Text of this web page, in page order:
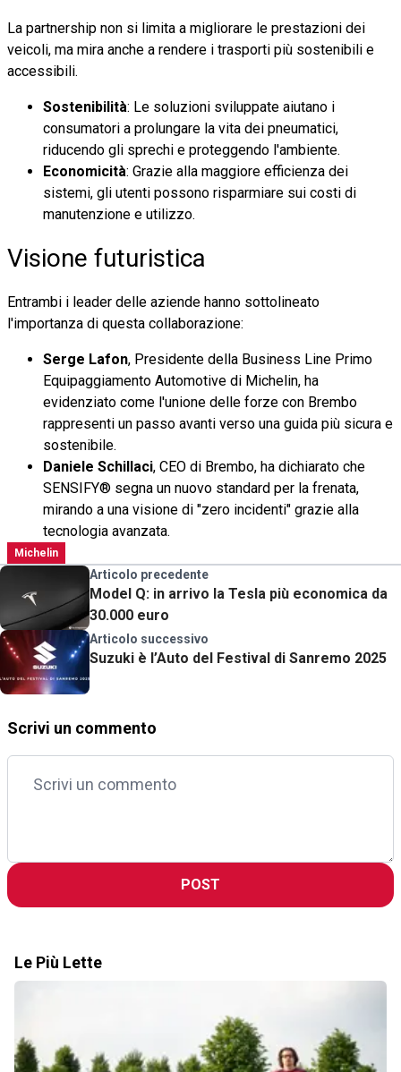
La partnership non si limita a migliorare le prestazioni dei
veicoli, ma mira anche a rendere i trasporti più sostenibili e
accessibili.
Sostenibilità: Le soluzioni sviluppate aiutano i
consumatori a prolungare la vita dei pneumatici,
riducendo gli sprechi e proteggendo l'ambiente.
Economicità: Grazie alla maggiore efficienza dei
sistemi, gli utenti possono risparmiare sui costi di
manutenzione e utilizzo.
Visione futuristica
Entrambi i leader delle aziende hanno sottolineato
l'importanza di questa collaborazione:
Serge Lafon, Presidente della Business Line Primo
Equipaggiamento Automotive di Michelin, ha
evidenziato come l'unione delle forze con Brembo
rappresenti un passo avanti verso una guida più sicura e
sostenibile.
Daniele Schillaci, CEO di Brembo, ha dichiarato che
SENSIFY® segna un nuovo standard per la frenata,
mirando a una visione di "zero incidenti" grazie alla
tecnologia avanzata.
Michelin
Articolo precedente
Model Q: in arrivo la Tesla più economica da
30.000 euro
Articolo successivo
Suzuki è l’Auto del Festival di Sanremo 2025
Scrivi un commento
POST
Le Più Lette